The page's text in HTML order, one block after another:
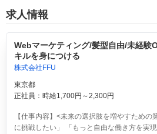
求人情報
Webマーケティング/髪型自由/未経験
キルを身につける
株式会社FFU
東京都
正社員：時給1,700円～2,300円
【仕事内容】<未来の選択肢を増やすための
に挑戦したい」 「もっと自由な働き方を実